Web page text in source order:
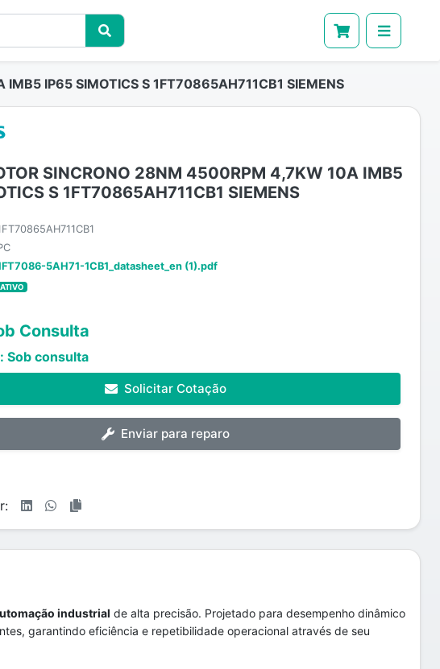
IP65 SIMOTICS S 1FT70865AH711CB1 SIEMENS
SINCRONO 28NM 4500RPM 4,7KW 10A IMB5
S 1FT70865AH711CB1 SIEMENS
5AH71-1CB1_datasheet_en (1).pdf
ATIVO
Consulta
Sob consulta
Solicitar Cotação
Enviar para reparo
industrial de alta precisão. Projetado para desempenho dinâmico
garantindo eficiência e repetibilidade operacional através de seu